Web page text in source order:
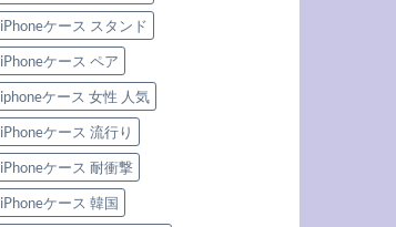
iPhoneケース スタンド
iPhoneケース ペア
iphoneケース 女性 人気
iPhoneケース 流行り
iPhoneケース 耐衝撃
iPhoneケース 韓国